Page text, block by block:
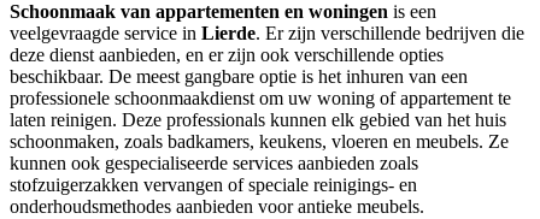
Schoonmaak van appartementen en woningen is een
veelgevraagde service in Lierde. Er zijn verschillende bedrijven die
deze dienst aanbieden, en er zijn ook verschillende opties
beschikbaar. De meest gangbare optie is het inhuren van een
professionele schoonmaakdienst om uw woning of appartement te
laten reinigen. Deze professionals kunnen elk gebied van het huis
schoonmaken, zoals badkamers, keukens, vloeren en meubels. Ze
kunnen ook gespecialiseerde services aanbieden zoals
stofzuigerzakken vervangen of speciale reinigings- en
onderhoudsmethodes aanbieden voor antieke meubels.